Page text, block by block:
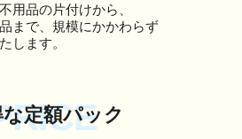
用品の片付けから、
まで、規模にかかわらず
します。
定額パック